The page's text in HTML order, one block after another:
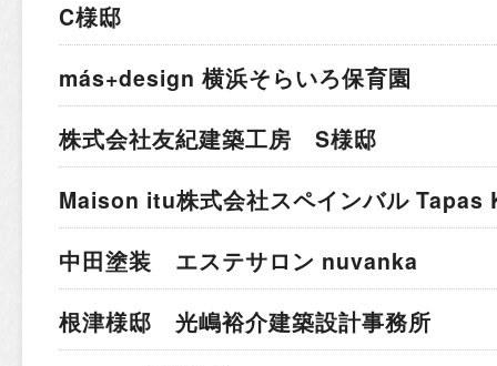
C様邸
más+design 横浜そらいろ保育園
株式会社友紀建築工房 S様邸
Maison itu株式会社スペインバル
中田塗装 エステサロン nuvanka
根津様邸 光嶋裕介建築設計事務所